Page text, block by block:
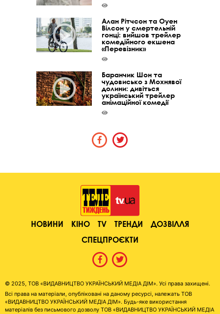
Алан Рітчсон та Оуен
Вілсон у смертельній
гонці: вийшов трейлер
комедійного екшена
«Перевізник»
Баранчик Шон та
чудовисько з Мохнявої
долини: дивіться
український трейлер
анімаційної комедії
НОВИНИ КІНО TV ТРЕНДИ
ДОЗВІЛЛЯ
СПЕЦПРОЄКТИ
© 2025, ТОВ «ВИДАВНИЦТВО УКРАЇНСЬКИЙ МЕДІА ДІМ». Усі права захищені.
Всі права на матеріали, опубліковані на даному ресурсі, належать ТОВ
«ВИДАВНИЦТВО УКРАЇНСЬКИЙ МЕДІА ДІМ». Будь-яке використання
матеріалів без письмового дозволу ТОВ «ВИДАВНИЦТВО УКРАЇНСЬКИЙ МЕДІА